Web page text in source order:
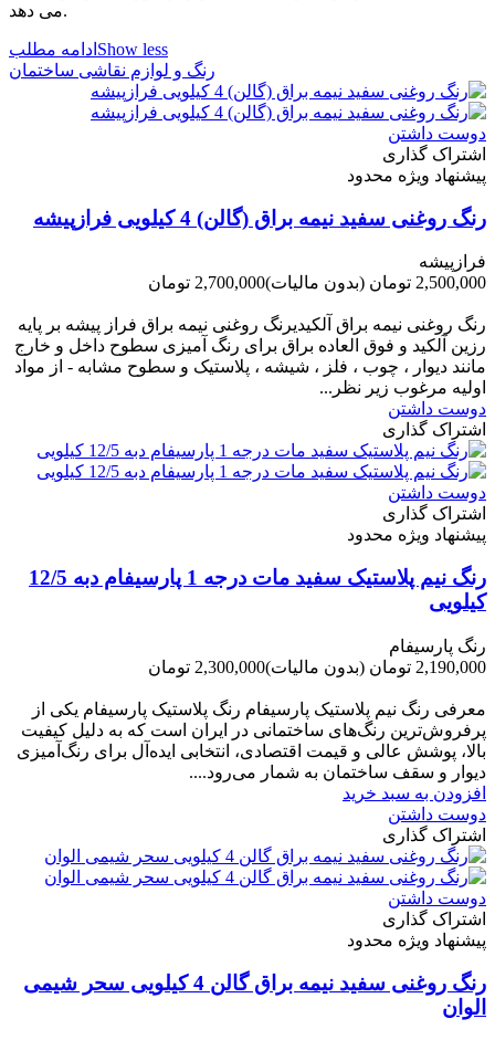
می دهد.
ادامه مطلب Show less
رنگ و لوازم نقاشی ساختمان
دوست داشتن
اشتراک گذاری
پیشنهاد ویژه محدود
رنگ روغنی سفید نیمه براق (گالن) 4 کیلویی فرازپیشه
فرازپیشه
2,500,000 تومان
(بدون مالیات)2,700,000 تومان
رنگ روغنی نیمه براق آلکیدیرنگ روغنی نیمه براق فراز پیشه بر پایه
رزین آلکید و فوق العاده براق برای رنگ آمیزی سطوح داخل و خارج
مانند دیوار ، چوب ، فلز ، شیشه ، پلاستیک و سطوح مشابه - از مواد
اولیه مرغوب زیر نظر...
دوست داشتن
اشتراک گذاری
دوست داشتن
اشتراک گذاری
پیشنهاد ویژه محدود
رنگ نیم پلاستیک سفید مات درجه 1 پارسیفام دبه 12/5
کیلویی
رنگ پارسیفام
2,190,000 تومان
(بدون مالیات)2,300,000 تومان
معرفی رنگ نیم پلاستیک پارسیفام رنگ پلاستیک پارسیفام یکی از
پرفروش‌ترین رنگ‌های ساختمانی در ایران است که به دلیل کیفیت
بالا، پوشش عالی و قیمت اقتصادی، انتخابی ایده‌آل برای رنگ‌آمیزی
دیوار و سقف ساختمان به شمار می‌رود....
افزودن به سبد خرید
دوست داشتن
اشتراک گذاری
دوست داشتن
اشتراک گذاری
پیشنهاد ویژه محدود
رنگ روغنی سفید نیمه براق گالن 4 کیلویی سحر شیمی
الوان